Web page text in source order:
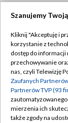
Abonament
Emisja w TVP
Centrum
Naziemna
Szanujemy
Kliknij "Akceptuję i
korzystanie z
dostęp do informacji
przechowywanie
nas, czyli Telewizję
Zaufanych
Partnerów TVP (93
mierzenia ich
także zgody na